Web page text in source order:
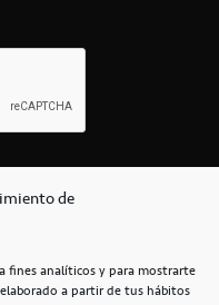
de
fines analíticos y para mostrarte
a partir de tus hábitos